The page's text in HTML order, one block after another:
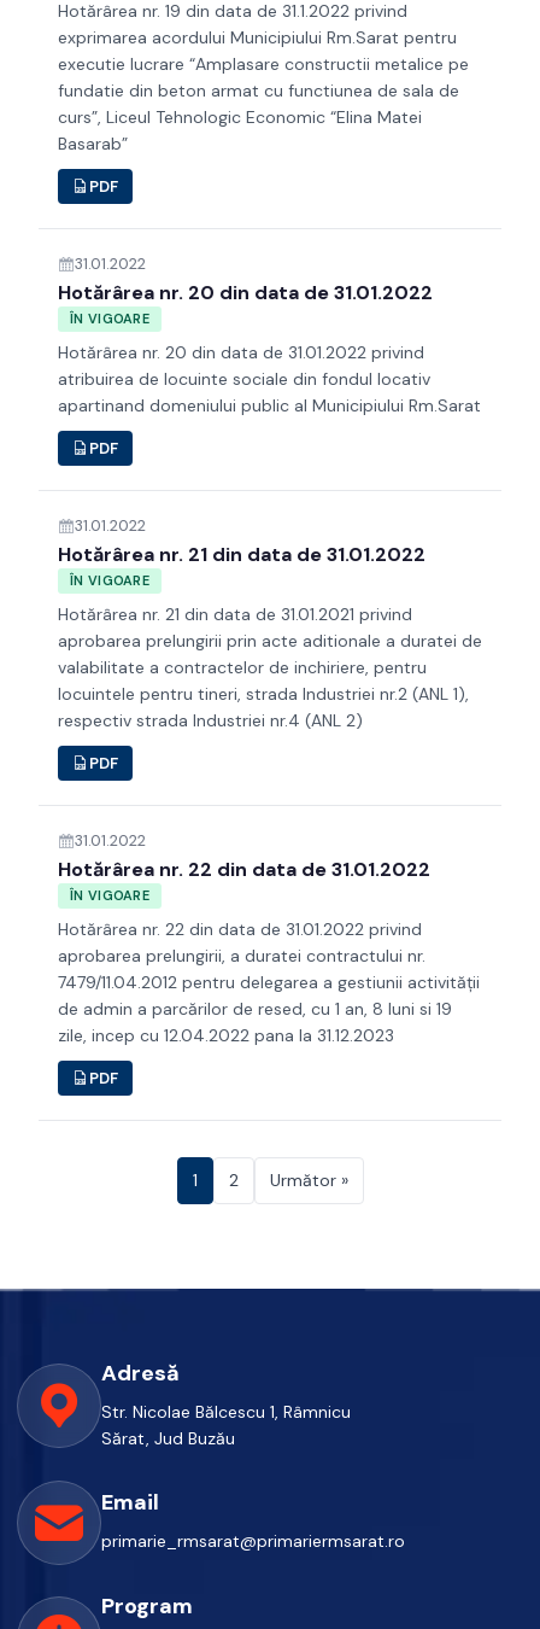
Hotărârea nr. 19 din data de 31.1.2022 privind
exprimarea acordului Municipiului Rm.Sarat pentru
executie lucrare “Amplasare constructii metalice pe
fundatie din beton armat cu functiunea de sala de
curs”, Liceul Tehnologic Economic “Elina Matei
Basarab”
PDF
31.01.2022
Hotărârea nr. 20 din data de 31.01.2022
ÎN VIGOARE
Hotărârea nr. 20 din data de 31.01.2022 privind
atribuirea de locuinte sociale din fondul locativ
apartinand domeniului public al Municipiului Rm.Sarat
PDF
31.01.2022
Hotărârea nr. 21 din data de 31.01.2022
ÎN VIGOARE
Hotărârea nr. 21 din data de 31.01.2021 privind
aprobarea prelungirii prin acte aditionale a duratei de
valabilitate a contractelor de inchiriere, pentru
locuintele pentru tineri, strada Industriei nr.2 (ANL 1),
respectiv strada Industriei nr.4 (ANL 2)
PDF
31.01.2022
Hotărârea nr. 22 din data de 31.01.2022
ÎN VIGOARE
Hotărârea nr. 22 din data de 31.01.2022 privind
aprobarea prelungirii, a duratei contractului nr.
7479/11.04.2012 pentru delegarea a gestiunii activităţii
de admin a parcărilor de resed, cu 1 an, 8 luni si 19
zile, incep cu 12.04.2022 pana la 31.12.2023
PDF
1 2 Următor »
Adresă
Str. Nicolae Bălcescu 1, Râmnicu
Sărat, Jud Buzău
Email
primarie_rmsarat@primariermsarat.ro
Program